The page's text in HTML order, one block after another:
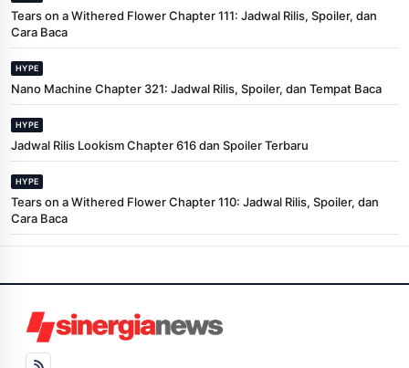
Tears on a Withered Flower Chapter 111: Jadwal Rilis, Spoiler, dan
Cara Baca
HYPE
Nano Machine Chapter 321: Jadwal Rilis, Spoiler, dan Tempat Baca
HYPE
Jadwal Rilis Lookism Chapter 616 dan Spoiler Terbaru
HYPE
Tears on a Withered Flower Chapter 110: Jadwal Rilis, Spoiler, dan
Cara Baca